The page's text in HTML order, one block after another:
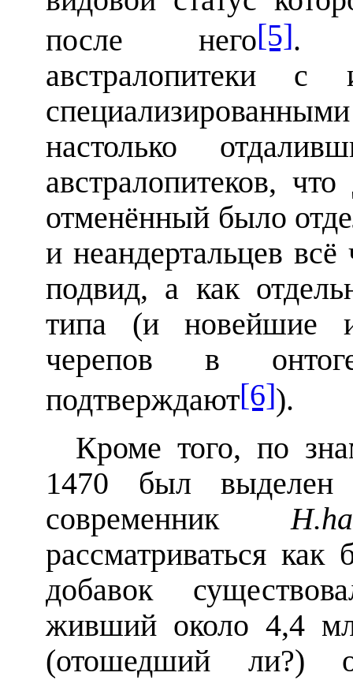
после него[5].
австралопитеки
настолько
австралопитеков,
отменённый было
и неандертальцев
подвид, а как
типа (и новейшие
черепов в
подтверждают[6]).
Кроме того, по
1470 был
современникH.
рассматриваться как
добавок
живший около 4,4
(отошедший ли?)